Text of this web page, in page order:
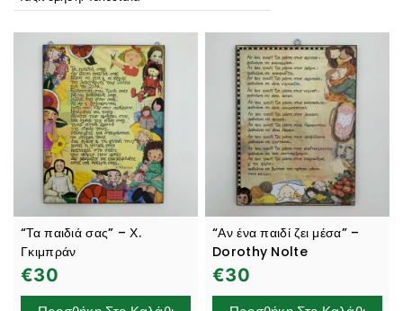
“Τα παιδιά σας” – Χ.
Γκιμπράν
€30
“Αν ένα παιδί ζει μέσα” –
Dorothy Nolte
€30